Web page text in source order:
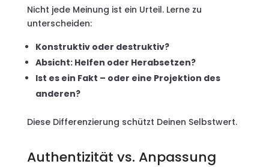
Nicht jede Meinung ist ein Urteil. Lerne zu
unterscheiden:
Konstruktiv oder destruktiv?
Absicht: Helfen oder Herabsetzen?
Ist es ein Fakt – oder eine Projektion des
anderen?
Diese Differenzierung schützt Deinen Selbstwert.
Authentizität vs. Anpassung